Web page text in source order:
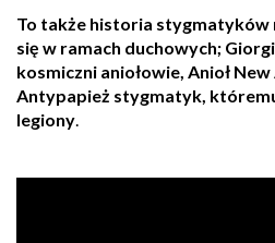
To także historia stygmatyków
się w ramach duchowych;
kosmiczni aniołowie, Anioł
Antypapież stygmatyk,
legiony.